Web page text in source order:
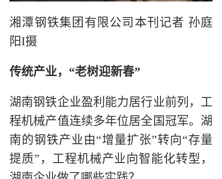
湘潭钢铁集团有限公司本刊记者 孙庭
阳I摄
传统产业，“老树迎新春”
湖南钢铁企业盈利能力居行业前列，工
程机械产值连续多年位居全国冠军。湖
南的钢铁产业由“增量扩张”转向“存量
提质”，工程机械产业向智能化转型，